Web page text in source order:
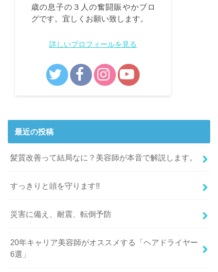
歳の息子の３人の奮闘賑やかブロ
グです。宜しくお願い致します。
詳しいプロフィールを見る
最近の投稿
髪質改善って結局なに？美容師が本音で解説します。
すっきりと頭を守ります!!
災害に備え、耐震、転倒予防
20年キャリア美容師がオススメする「ヘアドライヤー
6選」